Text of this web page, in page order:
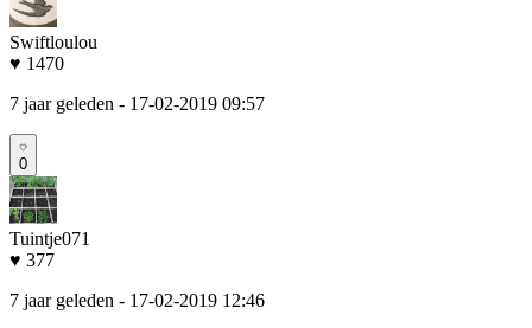
Swiftloulou
♥ 1470
7 jaar geleden - 17-02-2019 09:57
0
Tuintje071
♥ 377
7 jaar geleden - 17-02-2019 12:46